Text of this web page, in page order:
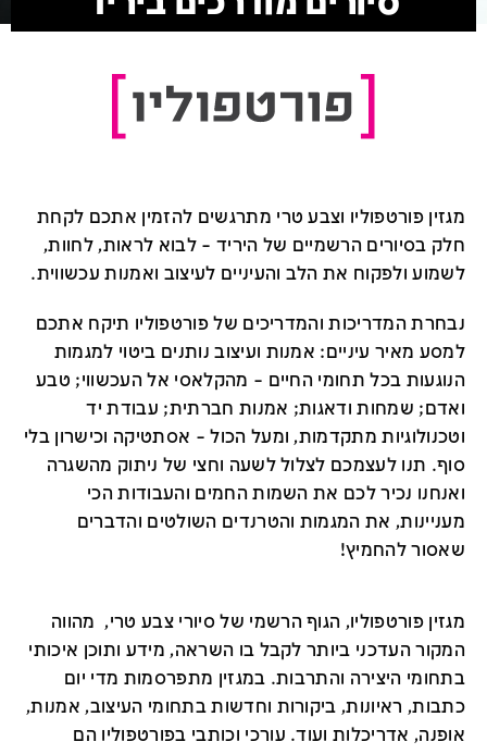
מגזין פורטפוליו וצבע טרי מתרגשים להזמין אתכם לקחת
חלק בסיורים הרשמיים של היריד – לבוא לראות, לחוות,
לשמוע ולפקוח את הלב והעיניים לעיצוב ואמנות עכשווית.
נבחרת המדריכות והמדריכים של פורטפוליו תיקח אתכם
למסע מאיר עיניים: אמנות ועיצוב נותנים ביטוי למגמות
הנוגעות בכל תחומי החיים – מהקלאסי אל העכשווי; טבע
ואדם; שמחות ודאגות; אמנות חברתית; עבודת יד
וטכנולוגיות מתקדמות, ומעל הכול – אסתטיקה וכישרון בלי
סוף. תנו לעצמכם לצלול לשעה וחצי של ניתוק מהשגרה
ואנחנו נכיר לכם את השמות החמים והעבודות הכי
מעניינות, את המגמות והטרנדים השולטים והדברים
שאסור להחמיץ!
מגזין פורטפוליו, הגוף הרשמי של סיורי צבע טרי, מהווה
המקור העדכני ביותר לקבל בו השראה, מידע ותוכן איכותי
בתחומי היצירה והתרבות. במגזין מתפרסמות מדי יום
כתבות, ראיונות, ביקורות וחדשות בתחומי העיצוב, אמנות,
אופנה, אדריכלות ועוד. עורכי וכותבי בפורטפוליו הם